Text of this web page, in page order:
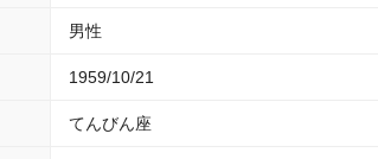
男性
1959/10/21
てんびん座